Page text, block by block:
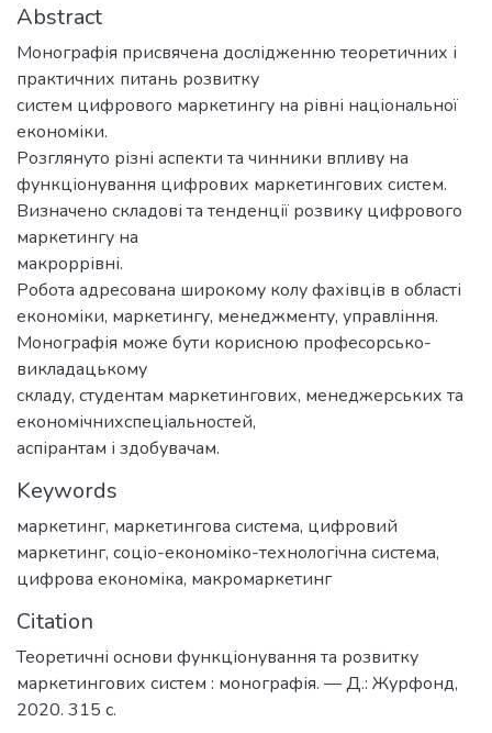
Abstract
Монографія присвячена дослідженню теоретичних і
практичних питань розвитку
систем цифрового маркетингу на рівні національної
економіки.
Розглянуто різні аспекти та чинники впливу на
функціонування цифрових маркетингових систем.
Визначено складові та тенденції розвику цифрового
маркетингу на
макроррівні.
Робота адресована широкому колу фахівців в області
економіки, маркетингу, менеджменту, управління.
Монографія може бути корисною професорсько-
викладацькому
складу, студентам маркетингових, менеджерських та
економічнихспеціальностей,
аспірантам і здобувачам.
Keywords
маркетинг, маркетингова система, цифровий
маркетинг, соціо-економіко-технологічна система,
цифрова економіка, макромаркетинг
Citation
Теоретичні основи функціонування та розвитку
маркетингових систем : монографія. — Д.: Журфонд,
2020. 315 с.